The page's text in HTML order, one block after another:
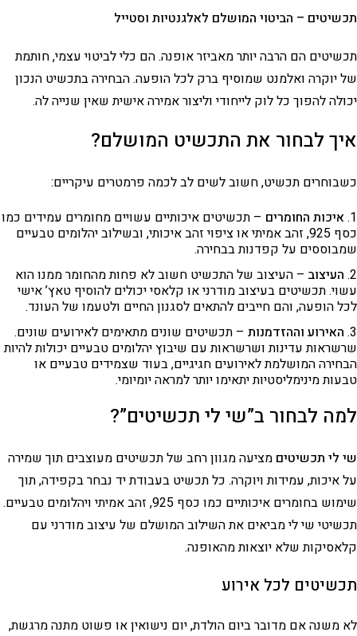
תכשיטים – הביטוי המושלם לאלגנטיות וסטייל
תכשיטים הם הרבה יותר מאביזר אופנה. הם כלי לביטוי עצמי, חותמת
של יוקרה ואלמנט שמוסיף ברק לכל הופעה. הבחירה בתכשיט הנכון
יכולה להפוך כל לוק לייחודי וליצור אמירה אישית שאין שנייה לה.
איך לבחור את התכשיט המושלם?
כשבוחרים תכשיט, חשוב לשים לב לכמה פרמטרים עיקריים:
איכות החומרים – תכשיטים איכותיים עשויים מחומרים עמידים כמו
כסף 925, זהב אמיתי או ציפוי זהב איכותי, ובשילוב יהלומים טבעיים
שמבוססים על קפדנות בבחירה.
העיצוב – העיצוב של התכשיט חשוב לא פחות מהחומר ממנו הוא
עשוי. תכשיטים בעיצוב מודרני או קלאסי יכולים להוסיף טאץ’ אישי
לכל הופעה, והם חייבים להתאים לסגנון החיים ולטעמו של העונד.
האירוע וההזדמנות – תכשיטים שונים מתאימים לאירועים שונים.
שרשראות עדינות ושרשראות עם שיבוץ יהלומים טבעיים יכולות להיות
הבחירה המושלמת לאירועים חגיגיים, בעוד שצמידים טבעיים או
טבעות מינימליסטיות יתאימו יותר למראה יומיומי.
למה לבחור ב”שי לי תכשיטים”?
שי לי תכשיטים מציעה מגוון רחב של תכשיטים מעוצבים תוך שמירה
על איכות, עמידות ויוקרה. כל תכשיט בעבודת יד נבחר בקפידה, תוך
שימוש בחומרים איכותיים כמו כסף 925, זהב אמיתי ויהלומים טבעיים.
תכשיטי שי לי מביאים את השילוב המושלם של עיצוב מודרני עם
קלאסיקות שלא יוצאות מהאופנה.
תכשיטים לכל אירוע
לא משנה אם מדובר ביום הולדת, יום נישואין או פשוט מתנה מרגשת,